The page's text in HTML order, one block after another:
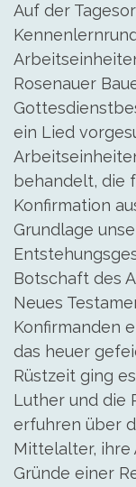
Auf der
Rosenauer
ein Lied
behandelt, die
Konfirmation
Grundlage
Botschaft des
Neues
Konfirmanden
das heuer
Rüstzeit ging
Luther und die
erfuhren über
Mittelalter, ihre
Gründe einer